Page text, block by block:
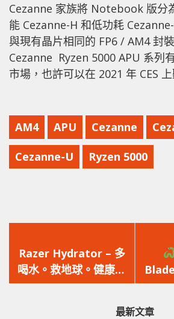
Cezanne 家族將 Notebook 版分
能 Cezanne-H 和低功耗
與現有晶片相同的 FP6 / AM4 封
Cezanne Ryzen 5000 APU 系列
市場，也許可以在 2021 年 CES
AM4 APU Cezanne
Cezanne-U Ryzen 5000
一
篇
文
Razer Hydrator – 多
喝水。救地球。健康、
環保、玩樂一把抓
買
最新文章